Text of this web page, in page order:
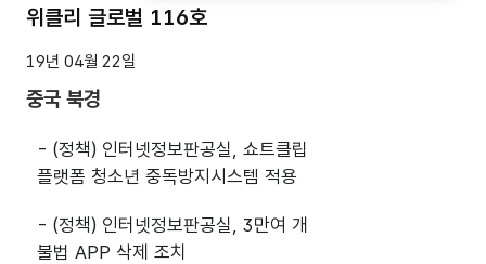
위클리 글로벌 116호
19년 04월 22일
중국 북경
- (정책) 인터넷정보판공실, 쇼트클립
플랫폼 청소년 중독방지시스템 적용
- (정책) 인터넷정보판공실, 3만여 개
불법 APP 삭제 조치